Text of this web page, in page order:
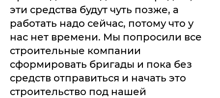
эти средства будут чуть позже, а
работать надо сейчас, потому что у
нас нет времени. Мы попросили все
строительные компании
сформировать бригады и пока без
средств отправиться и начать это
строительство под нашей